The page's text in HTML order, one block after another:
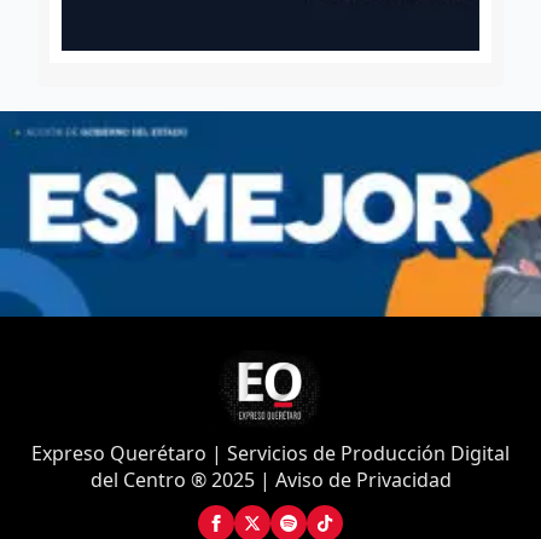
Expreso Querétaro | Servicios de Producción Digital
del Centro ® 2025 | Aviso de Privacidad